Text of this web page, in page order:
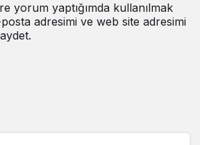
yorum yaptığımda kullanılmak
posta adresimi ve web site adresimi